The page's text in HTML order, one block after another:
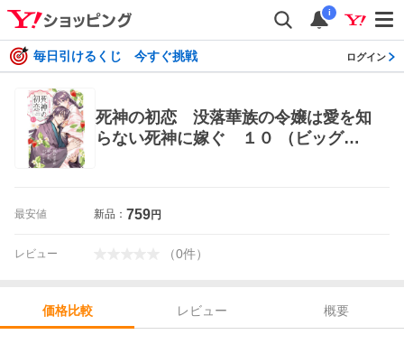
i
毎日引けるくじ 今すぐ挑戦 ログイン
死神の初恋 没落華族の令嬢は愛を知
らない死神に嫁ぐ １０ （ビッグコ
最安値 新品： 759円
レビュー （0件）
価格比較 レビュー
概要